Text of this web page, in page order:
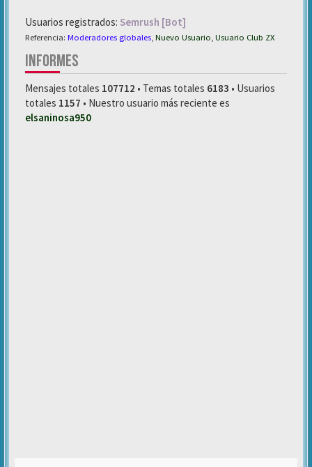
Usuarios registrados: Semrush [Bot]
Referencia: Moderadores globales Nuevo Usuario Usuario Club ZX
INFORMES
Mensajes totales 107712 • Temas totales 6183 • Usuarios
totales 1157 • Nuestro usuario más reciente es
elsaninosa950